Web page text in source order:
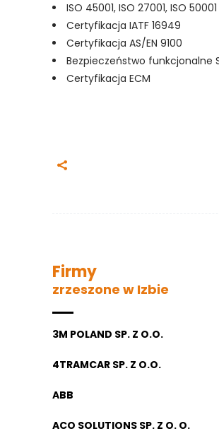
ISO 45001, ISO 27001, ISO 50001
Certyfikacja IATF 16949
Certyfikacja AS/EN 9100
Bezpieczeństwo funkcjonalne
Certyfikacja ECM
Firmy
zrzeszone w Izbie
3M POLAND SP. Z O.O.
4TRAMCAR SP. Z O.O.
ABB
ACO SOLUTIONS SP. Z O. O.